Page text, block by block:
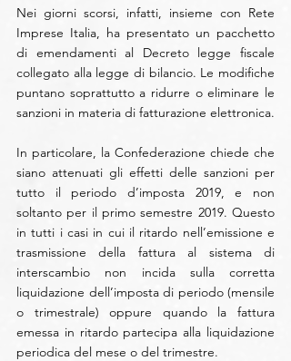
Nei giorni scorsi, infatti, insieme con Rete
Imprese Italia, ha presentato un pacchetto
di emendamenti al Decreto legge fiscale
collegato alla legge di bilancio. Le modifiche
puntano soprattutto a ridurre o eliminare le
sanzioni in materia di fatturazione elettronica.
In particolare, la Confederazione chiede che
siano attenuati gli effetti delle sanzioni per
tutto il periodo d’imposta 2019, e non
soltanto per il primo semestre 2019. Questo
in tutti i casi in cui il ritardo nell’emissione e
trasmissione della fattura al sistema di
interscambio non incida sulla corretta
liquidazione dell’imposta di periodo (mensile
o trimestrale) oppure quando la fattura
emessa in ritardo partecipa alla liquidazione
periodica del mese o del trimestre.